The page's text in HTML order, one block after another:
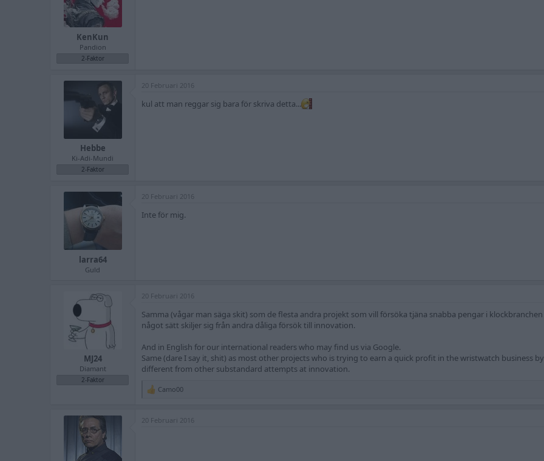
KenKun
Pandion
2-Faktor
Hebbe
Ki-Adi-Mundi
2-Faktor
20 Februari 2016
kul att man reggar sig bara för skriva detta...
larra64
Guld
20 Februari 2016
Inte för mig.
MJ24
Diamant
2-Faktor
20 Februari 2016
Samma (vågar man säga skit) som de flesta andra projekt som vill försöka tjäna snabba pengar i
något sätt skiljer sig från andra dåliga försök till innovation.
And in English for our international readers who may find us via Google.
Same (dare I say it, shit) as most other projects who is trying to earn a quick profit in the wristwatch business
different from other substandard attempts at innovation.
R
c
Camo00
20 Februari 2016